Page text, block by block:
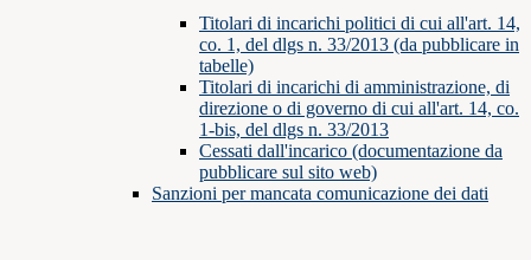
Titolari di incarichi politici di cui all'art. 14,
co. 1, del dlgs n. 33/2013 (da pubblicare in
tabelle)
Titolari di incarichi di amministrazione, di
direzione o di governo di cui all'art. 14, co.
1-bis, del dlgs n. 33/2013
Cessati dall'incarico (documentazione da
pubblicare sul sito web)
Sanzioni per mancata comunicazione dei dati